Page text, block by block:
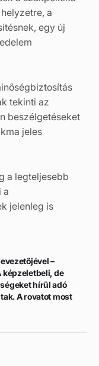
a
egy új
tekinti az
beszélgetéseket
jeles
a legteljesebb
a
jelenleg is
–
képzeletbeli, de
hírül adó
A rovatot most